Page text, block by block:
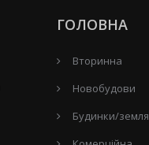
ГОЛОВНА
Вторинна
Новобудови
Будинки/земля